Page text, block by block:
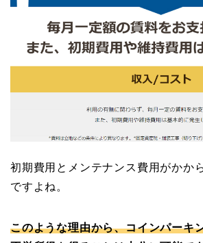
初期費用とメンテナンス費用がかか
ですよね。
このような理由から、コインパーキ